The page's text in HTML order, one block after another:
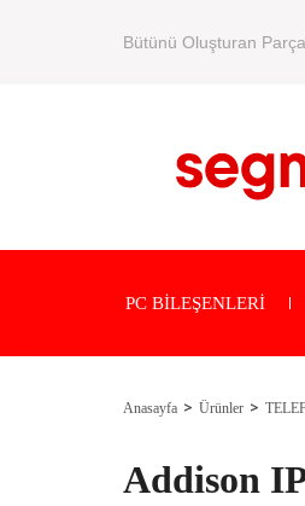
Bütünü Oluşturan
PC BİLEŞENLERİ
Anasayfa Ürünler
Addison